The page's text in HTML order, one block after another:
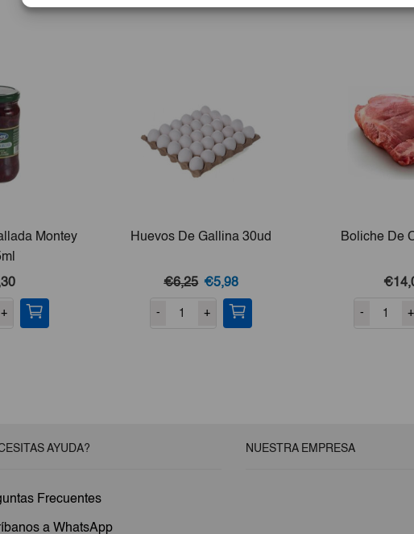
Montey
+
Huevos De Gallina 30ud
€6,25 El
precio
original
€5,98El
precio
actual
- +
Boliche De
- +
AYUDA?
Frecuentes
a WhatsApp
NUESTRA EMPRESA